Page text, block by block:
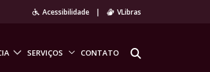
Acessibilidade | VLibras
SERVIÇOS CONTATO